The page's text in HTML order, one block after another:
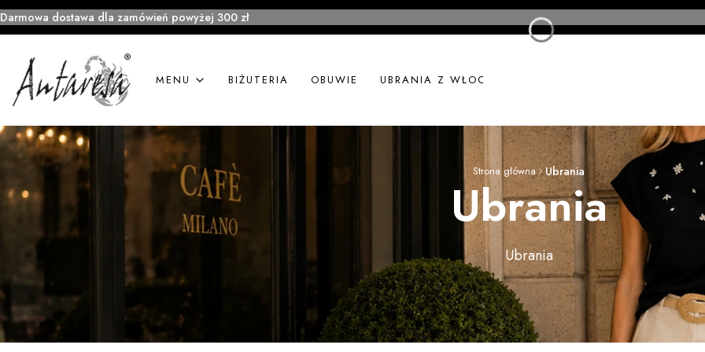
Darmowa dostawa dla zamówień powyżej 300 zł
MENU BIŻUTERIA OBUWIE UBRANIA Z WŁOCH
Strona główna Ubrania
Ubrania
Ubrania